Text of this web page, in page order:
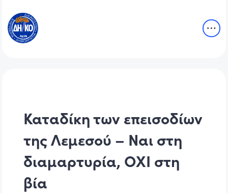
Καταδίκη των επεισοδίων
της Λεμεσού – Ναι στη
διαμαρτυρία, ΟΧΙ στη
βία